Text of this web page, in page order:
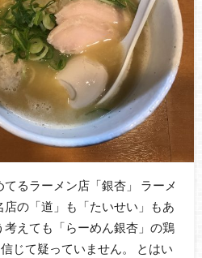
るラーメン店「銀杏」 ラーメ
の「道」も「たいせい」もあ
えても「らーめん銀杏」の鶏
じて疑っていません。 とはい